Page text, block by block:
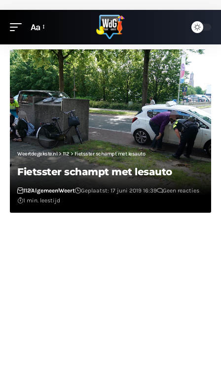
Aa
Weertdegekste.nl>112>Fietsster schampt met lesauto
Fietsster schampt met lesauto
112AlgemeenWeert Geplaatst: 17 juni 2019 16:39
Geen reacties
1 min. leestijd